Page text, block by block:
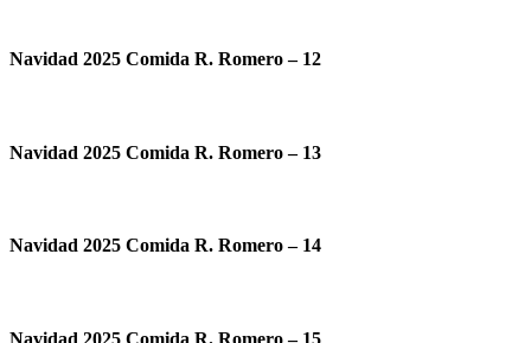
Navidad 2025 Comida R. Romero – 12
Navidad 2025 Comida R. Romero – 13
Navidad 2025 Comida R. Romero – 14
Navidad 2025 Comida R. Romero – 15